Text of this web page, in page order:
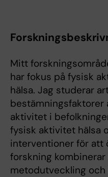
Mitt
har fokus på fysisk
hälsa. Jag studerar
aktivitet i
fysisk aktivitet hälsa
interventioner för att
forskning
metodutveckling